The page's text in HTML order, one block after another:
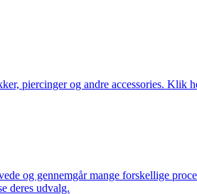
piercinger og andre accessories. Klik
og gennemgår mange forskellige
deres udvalg.